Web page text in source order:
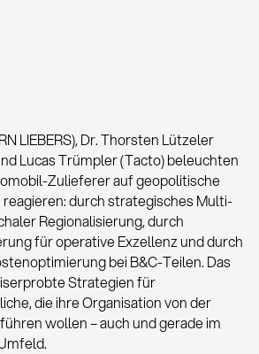
LIEBERS), Dr. Thorsten Lützeler
Lucas Trümpler (Tacto) beleuchten
Zulieferer auf geopolitische
durch strategisches Multi-
Regionalisierung, durch
für operative Exzellenz und durch
bei B&C-Teilen. Das
Strategien für
die ihre Organisation von der
wollen – auch und gerade im